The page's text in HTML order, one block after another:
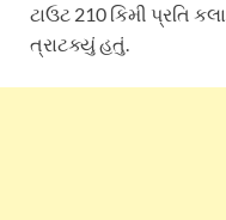
ટાઉટ 210 કિમી પ્રતિ
ત્રાટક્યું હતું.